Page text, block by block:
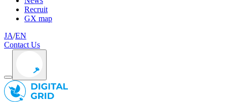
Recruit
GX map
JA/EN
Contact Us